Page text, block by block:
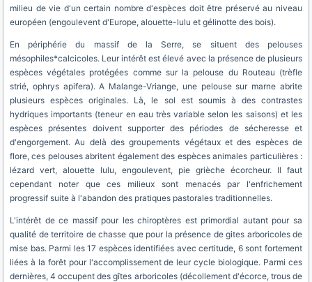
milieu de vie d'un certain nombre d'espèces doit être préservé au niveau
européen (engoulevent d'Europe, alouette-lulu et gélinotte des bois).
En périphérie du massif de la Serre, se situent des pelouses
mésophiles*calcicoles. Leur intérêt est élevé avec la présence de plusieurs
espèces végétales protégées comme sur la pelouse du Routeau (trèfle
strié, ophrys apifera). A Malange-Vriange, une pelouse sur marne abrite
plusieurs espèces originales. Là, le sol est soumis à des contrastes
hydriques importants (teneur en eau très variable selon les saisons) et les
espèces présentes doivent supporter des périodes de sécheresse et
d'engorgement. Au delà des groupements végétaux et des espèces de
flore, ces pelouses abritent également des espèces animales particulières :
lézard vert, alouette lulu, engoulevent, pie grièche écorcheur. Il faut
cependant noter que ces milieux sont menacés par l'enfrichement
progressif suite à l'abandon des pratiques pastorales traditionnelles.
L'intérêt de ce massif pour les chiroptères est primordial autant pour sa
qualité de territoire de chasse que pour la présence de gites arboricoles de
mise bas. Parmi les 17 espèces identifiées avec certitude, 6 sont fortement
liées à la forêt pour l'accomplissement de leur cycle biologique. Parmi ces
dernières, 4 occupent des gîtes arboricoles (décollement d'écorce, trous de